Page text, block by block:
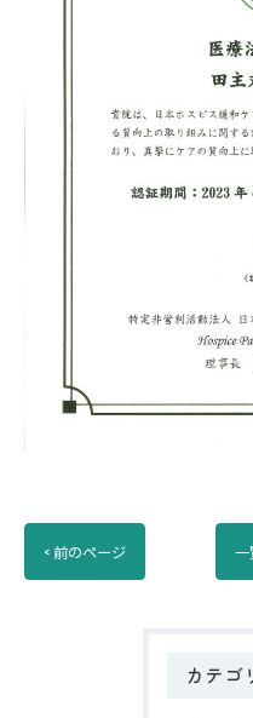
< 前のページ 一
カテゴ